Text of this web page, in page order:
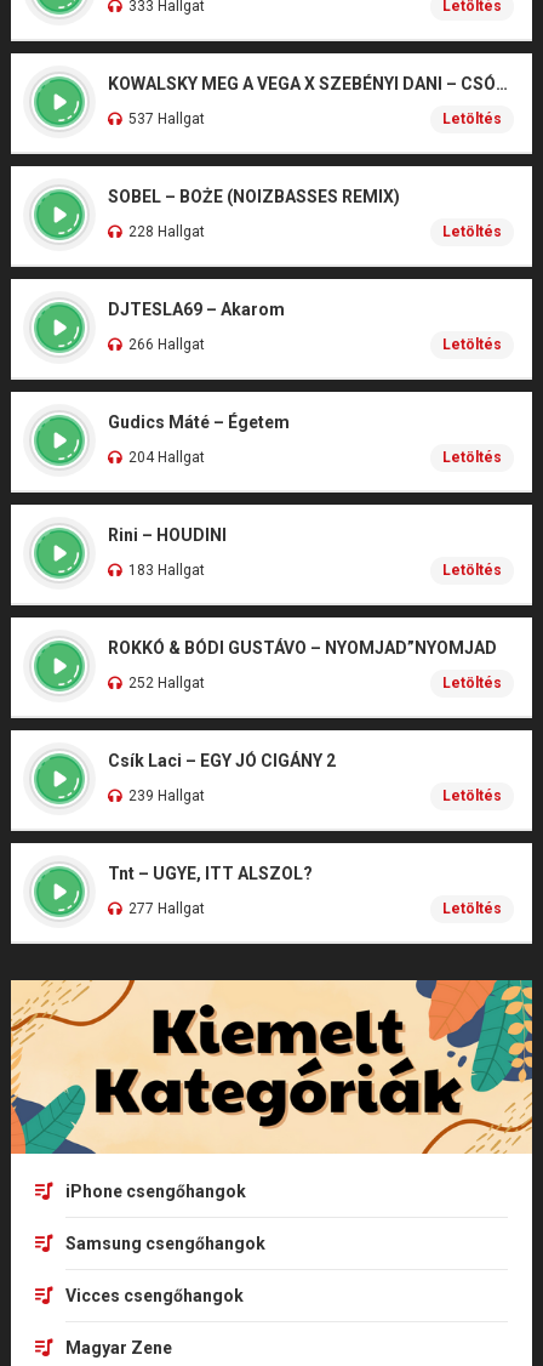
333 Hallgat Letöltés
KOWALSKY MEG A VEGA X SZEBÉNYI DANI – CSÓNAK
537 Hallgat Letöltés
SOBEL – BOŻE (NOIZBASSES REMIX)
228 Hallgat Letöltés
DJTESLA69 – Akarom
266 Hallgat Letöltés
Gudics Máté – Égetem
204 Hallgat Letöltés
Rini – HOUDINI
183 Hallgat Letöltés
ROKKÓ & BÓDI GUSTÁVO – NYOMJAD”NYOMJAD
252 Hallgat Letöltés
Csík Laci – EGY JÓ CIGÁNY 2
239 Hallgat Letöltés
Tnt – UGYE, ITT ALSZOL?
277 Hallgat Letöltés
iPhone csengőhangok
Samsung csengőhangok
Vicces csengőhangok
Magyar Zene